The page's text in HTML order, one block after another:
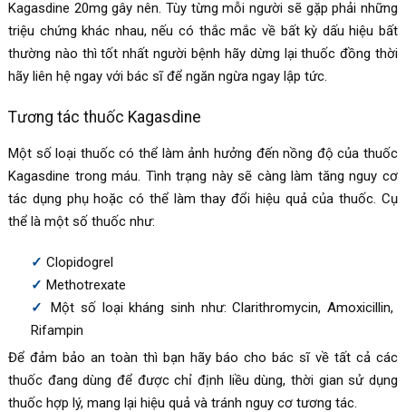
Kagasdine 20mg gây nên. Tùy từng mỗi người sẽ gặp phải những
triệu chứng khác nhau, nếu có thắc mắc về bất kỳ dấu hiệu bất
thường nào thì tốt nhất người bệnh hãy dừng lại thuốc đồng thời
hãy liên hệ ngay với bác sĩ để ngăn ngừa ngay lập tức.
Tương tác thuốc Kagasdine
Một số loại thuốc có thể làm ảnh hưởng đến nồng độ của thuốc
Kagasdine trong máu. Tình trạng này sẽ càng làm tăng nguy cơ
tác dụng phụ hoặc có thể làm thay đổi hiệu quả của thuốc. Cụ
thể là một số thuốc như:
Clopidogrel
Methotrexate
Một số loại kháng sinh như: Clarithromycin, Amoxicillin,
Rifampin
Để đảm bảo an toàn thì bạn hãy báo cho bác sĩ về tất cả các
thuốc đang dùng để được chỉ định liều dùng, thời gian sử dụng
thuốc hợp lý, mang lại hiệu quả và tránh nguy cơ tương tác.